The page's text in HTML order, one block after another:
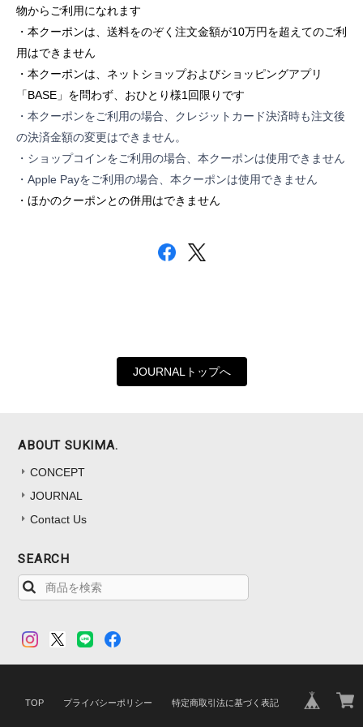
物からご利用になれます
・本クーポンは、送料をのぞく注文金額が10万円を超えてのご利
用はできません
・本クーポンは、ネットショップおよびショッピングアプリ
「BASE」を問わず、おひとり様1回限りです
・本クーポンをご利用の場合、 クレジットカード決済時も注文後
の決済金額の変更はできません。
・ショップコインをご利用の場合、本クーポンは使用できません
・Apple Payをご利用の場合、本クーポンは使用できません
・ほかのクーポンとの併用はできません
JOURNALトップへ
ABOUT SUKIMA.
CONCEPT
JOURNAL
Contact Us
SEARCH
TOP プライバシーポリシー 特定商取引法に基づく表記